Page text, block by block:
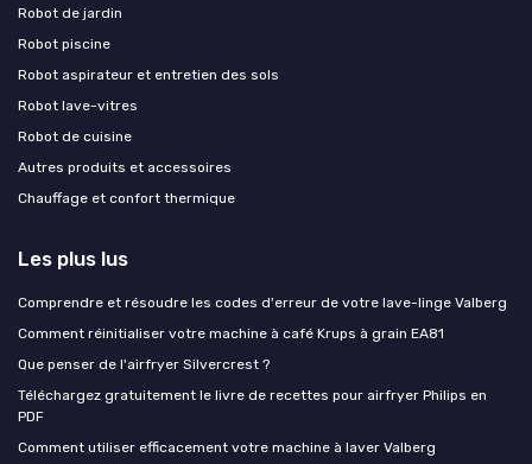
Robot de jardin
Robot piscine
Robot aspirateur et entretien des sols
Robot lave-vitres
Robot de cuisine
Autres produits et accessoires
Chauffage et confort thermique
Les plus lus
Comprendre et résoudre les codes d'erreur de votre lave-linge Valberg
Comment réinitialiser votre machine à café Krups à grain EA81
Que penser de l'airfryer Silvercrest ?
Téléchargez gratuitement le livre de recettes pour airfryer Philips en
PDF
Comment utiliser efficacement votre machine à laver Valberg